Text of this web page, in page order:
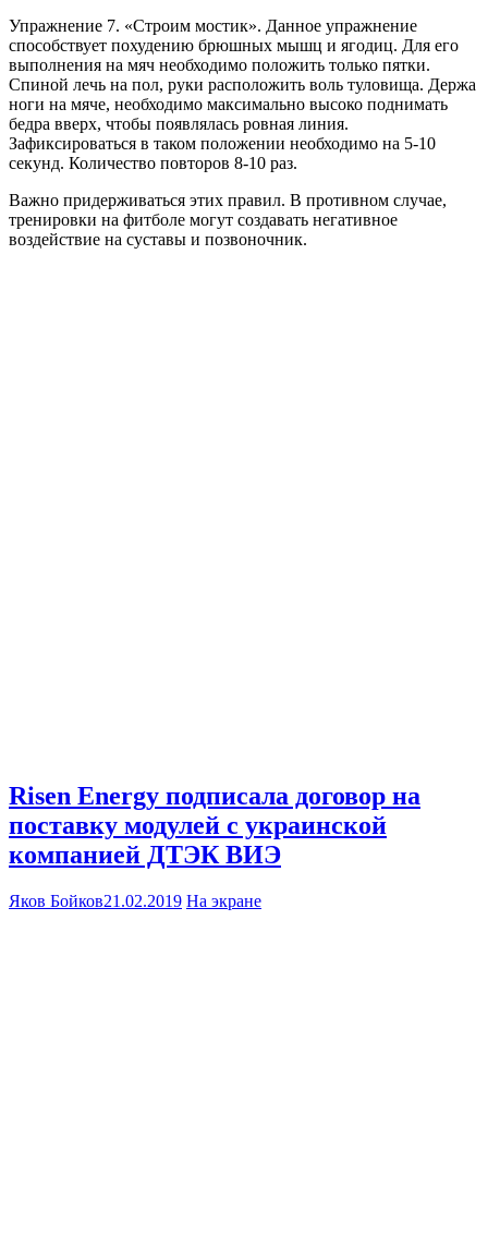
Упражнение 7. «Строим мостик». Данное упражнение
способствует похудению брюшных мышц и ягодиц. Для его
выполнения на мяч необходимо положить только пятки.
Спиной лечь на пол, руки расположить воль туловища. Держа
ноги на мяче, необходимо максимально высоко поднимать
бедра вверх, чтобы появлялась ровная линия.
Зафиксироваться в таком положении необходимо на 5-10
секунд. Количество повторов 8-10 раз.
Важно придерживаться этих правил. В противном случае,
тренировки на фитболе могут создавать негативное
воздействие на суставы и позвоночник.
Risen Energy подписала договор на
поставку модулей c украинской
компанией ДТЭК ВИЭ
Яков Бойков21.02.2019 На экране